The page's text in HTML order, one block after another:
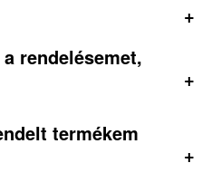
+
rendelésemet,
+
termékem
+